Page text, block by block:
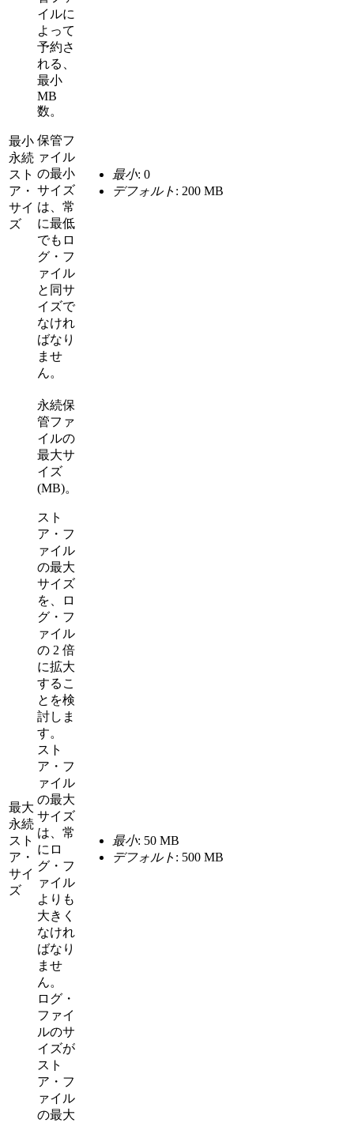
最小
永続
スト
ア・
サイ
ズ
イルに
よって
予約さ
れる、
最小
MB
数。
保管フ
ァイル
の最小
サイズ
は、常
に最低
でもロ
グ・フ
ァイル
と同サ
イズで
なけれ
ばなり
ませ
ん。
最小: 0
デフォルト : 200 MB
最大
永続
スト
ア・
サイ
ズ
永続保
管ファ
イルの
最大サ
イズ
(MB)。
スト
ア・フ
ァイル
の最大
サイズ
を、ロ
グ・フ
ァイル
の 2 倍
に拡大
するこ
とを検
討しま
す。
スト
ア・フ
ァイル
の最大
サイズ
は、常
にロ
グ・フ
ァイル
よりも
大きく
なけれ
ばなり
ませ
ん。
ログ・
ファイ
ルのサ
イズが
スト
ア・フ
ァイル
の最大
最小: 50 MB
デフォルト : 500 MB